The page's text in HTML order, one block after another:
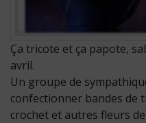
Ça tricote et ça papote,
avril.
Un groupe de
confectionner bandes de
crochet et autres fleurs